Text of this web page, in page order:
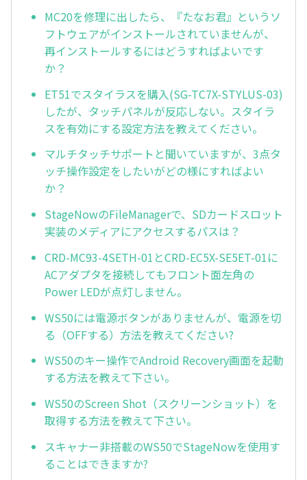
MC20を修理に出したら、『たなお君』というソ
フトウェアがインストールされていませんが、
再インストールするにはどうすればよいです
か？
ET51でスタイラスを購入(SG-TC7X-STYLUS-03)
したが、タッチパネルが反応しない。スタイラ
スを有効にする設定方法を教えてください。
マルチタッチサポートと聞いていますが、3点タ
ッチ操作設定をしたいがどの様にすればよい
か？
StageNowのFileManagerで、SDカードスロット
実装のメディアにアクセスするパスは？
CRD-MC93-4SETH-01とCRD-EC5X-SE5ET-01に
ACアダプタを接続してもフロント面左角の
Power LEDが点灯しません。
WS50には電源ボタンがありませんが、電源を切
る（OFFする）方法を教えてください?
WS50のキー操作でAndroid Recovery画面を起動
する方法を教えて下さい。
WS50のScreen Shot（スクリーンショット）を
取得する方法を教えて下さい。
スキャナー非搭載のWS50でStageNowを使用す
ることはできますか?